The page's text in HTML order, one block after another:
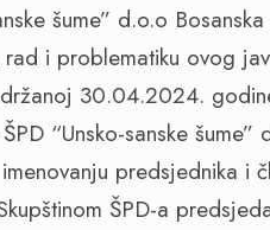
šume” d.o.o
rad i problematiku ovog
30.04.2024.
ŠPD “Unsko-sanske
predsjednika i
ŠPD-a